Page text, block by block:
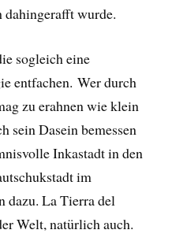
dahingerafft wurde.
sogleich eine
entfachen. Wer durch
zu erahnen wie klein
sein Dasein bemessen
Inkastadt in den
im
dazu. La Tierra del
Welt, natürlich auch.